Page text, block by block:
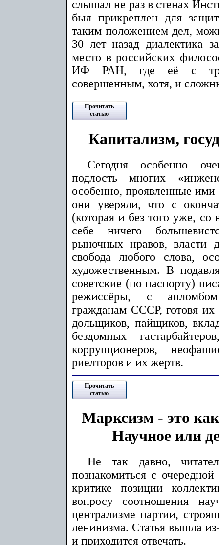
слышал не раз в стенах
был прикреплен для
таким положением дел,
30 лет назад диалектика
место в российских
ИФ РАН, где её с
совершенным, хотя, и
Прочитать
статью
Капитализм,
Сегодня особенно
подлость многих
особенно, проявленные ими
они уверяли, что с
(которая и без того уже,
себе ничего
рыночных нравов, власти
свобода любого слова,
художественным. В
советские (по паспорту)
режиссёры, с
гражданам СССР, готовя
дольщиков, пайщиков,
бездомных
коррупционеров,
риелторов и их жертв.
Прочитать
статью
Марксизм - это
Научное или
Не так давно,
познакомиться с
критике позиции
вопросу соотношения
централизме партии,
ленинизма. Статья вышла
и приходится отвечать.